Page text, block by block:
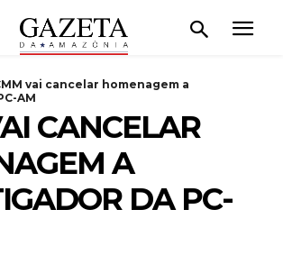
vai cancelar homenagem a
AM
CANCELAR
A
DA PC-